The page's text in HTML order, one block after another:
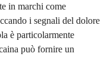
in marchi come
i segnali del dolore
è particolarmente
può fornire un